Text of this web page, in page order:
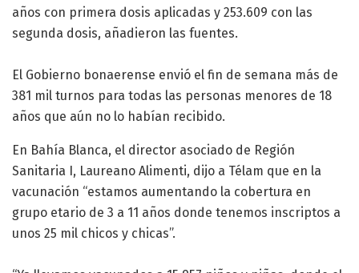
años con primera dosis aplicadas y 253.609 con las
segunda dosis, añadieron las fuentes.
El Gobierno bonaerense envió el fin de semana más de
381 mil turnos para todas las personas menores de 18
años que aún no lo habían recibido.
En Bahía Blanca, el director asociado de Región
Sanitaria I, Laureano Alimenti, dijo a Télam que en la
vacunación “estamos aumentando la cobertura en
grupo etario de 3 a 11 años donde tenemos inscriptos a
unos 25 mil chicos y chicas”.